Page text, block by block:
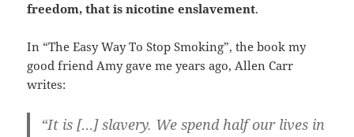
freedom, that is nicotine enslavement.
In “The Easy Way To Stop Smoking”, the book my
good friend Amy gave me years ago, Allen Carr
writes:
“It is […] slavery. We spend half our lives in